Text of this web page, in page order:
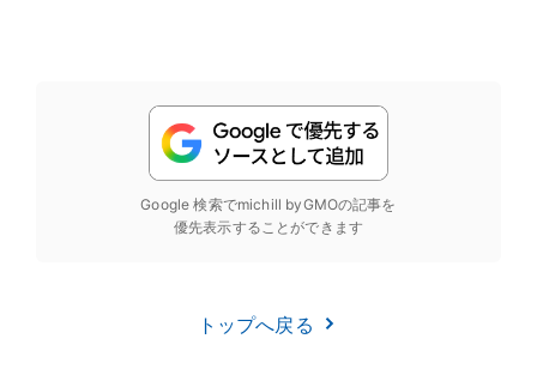
Google 検索でmichill byGMOの記事を
優先表示することができます
トップへ戻る